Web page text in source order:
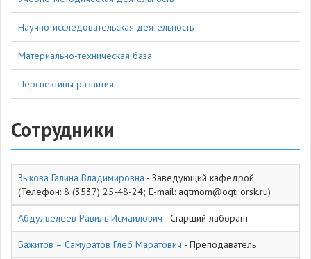
Научно-исследовательская деятельность
Материально-техническая база
Перспективы развития
Сотрудники
Зыкова Галина Владимировна - Заведующий кафедрой
(Телефон: 8 (3537) 25-48-24; E-mail: agtmom@ogti.orsk.ru)
Абдулвелеев Равиль Исмаилович - Старший лаборант
Бажитов – Самуратов Глеб Маратович - Преподаватель